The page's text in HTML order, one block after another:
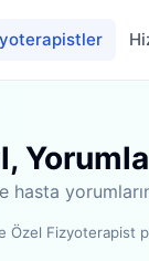
Özel Fizyoterapist